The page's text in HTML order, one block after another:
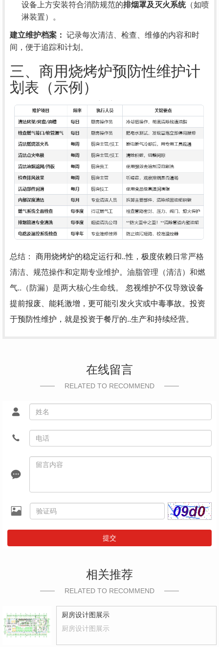
设备上方安装符合消防规范的排烟罩及灭火系统（如喷
淋装置）。
建立维护档案： 记录每次清洁、检查、维修的内容和时
间，便于追踪和计划。
三、商用烧烤炉预防性维护计
划表（示例）
总结： 商用烧烤炉的稳定运行和..性，极度依赖日常严格
清洁、 规范操作和定期专业维护。 油脂管理（清洁）和燃
气..（防漏）是两大核心生命线。
忽视维护不仅导致设备
提前报废、能耗激增，更可能引发火灾或中毒事故。投资
于预防性维护，就是投资于餐厅的..生产和持续经营。
在线留言
RELATED TO RECOMMEND
提交
相关推荐
RELATED TO RECOMMEND
厨房设计图展示
厨房设计图展示